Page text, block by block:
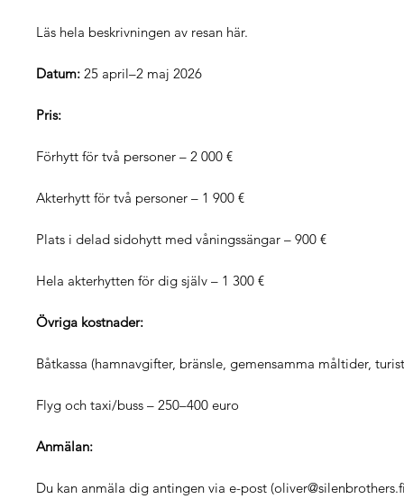
Läs hela beskrivningen av resan här.
Datum: 25 april–2 maj 2026
Pris:
Förhytt för två personer – 2 000 €
Akterhytt för två personer – 1 900 €
Plats i delad sidohytt med våningssängar – 900 €
Hela akterhytten för dig själv – 1 300 €
Övriga kostnader:
Båtkassa (hamnavgifter, bränsle, gemensamma måltider,
Flyg och taxi/buss – 250–400 euro
Anmälan:
Du kan anmäla dig antingen via e-post